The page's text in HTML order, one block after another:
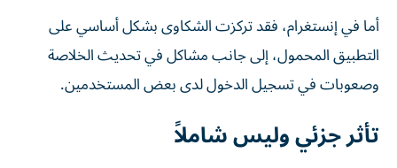
أما في إنستغرام، فقد تركزت الشكاوى بشكل أساسي على
التطبيق المحمول، إلى جانب مشاكل في تحديث الخلاصة
وصعوبات في تسجيل الدخول لدى بعض المستخدمين.
تأثر جزئي وليس شاملاً